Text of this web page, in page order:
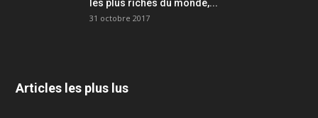
les plus riches du monde,...
31 octobre 2017
Articles les plus lus